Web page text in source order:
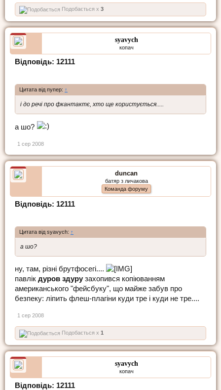
Подобається x 3
syavych
копач
Відповідь: 12111
Цитата від пупер: ↑
і до речі про фкантактє, хто ще користується.....
а шо?
1 сер 2008
duncan
батяр з личакова
Команда форуму
Відповідь: 12111
Цитата від syavych: ↑
а шо?
ну, там, різні брутфосегі....
павлік дуров здуру захопився копіюванням
американського "фейсбуку", що майже забув про
безпеку: ліпить флеш-плагіни куди тре і куди не тре....
1 сер 2008
Подобається x 1
syavych
копач
Відповідь: 12111